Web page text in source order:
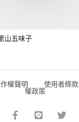
山五味子
權聲明 使用者條
權政策